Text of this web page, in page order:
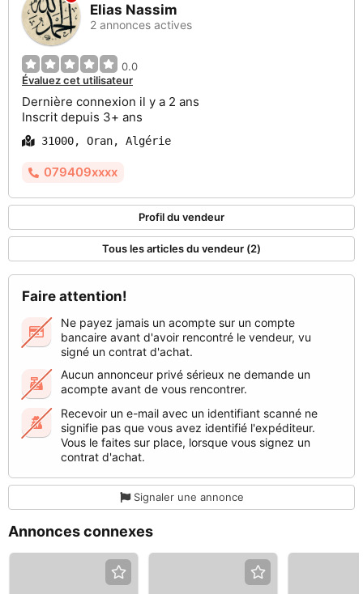
Elias Nassim
2 annonces actives
0.0
Évaluez cet utilisateur
Dernière connexion il y a 2 ans
Inscrit depuis 3+ ans
31000, Oran, Algérie
079409xxxx
Profil du vendeur
Tous les articles du vendeur (2)
Faire attention!
Ne payez jamais un acompte sur un compte
bancaire avant d'avoir rencontré le vendeur, vu
signé un contrat d'achat.
Aucun annonceur privé sérieux ne demande un
acompte avant de vous rencontrer.
Recevoir un e-mail avec un identifiant scanné ne
signifie pas que vous avez identifié l'expéditeur.
Vous le faites sur place, lorsque vous signez un
contrat d'achat.
Signaler une annonce
Annonces connexes